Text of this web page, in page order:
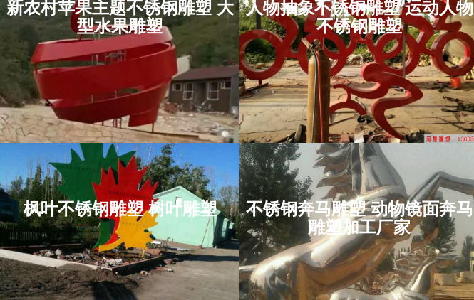
新农村苹果主题不锈钢雕塑 大
型水果雕塑
新农村苹果主题不锈
钢雕塑 大型水果雕塑
项目位于：江西省
人物抽象不锈钢雕塑 运动人物
不锈钢雕塑
人物抽象不锈钢雕塑
运动人物不锈钢雕塑
项目位于：河南省
枫叶不锈钢雕塑 树叶雕塑
枫叶不锈钢雕塑 树叶
雕塑
项目位于：湖北省
不锈钢奔马雕塑 动物镜面奔马
雕塑加工厂家
不锈钢奔马雕塑 动物
镜面奔马雕塑加工厂
家
项目位于：湖北省